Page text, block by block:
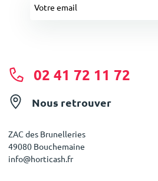
02 41 72 11 72
Nous retrouver
ZAC des Brunelleries
49080 Bouchemaine
info@horticash.fr